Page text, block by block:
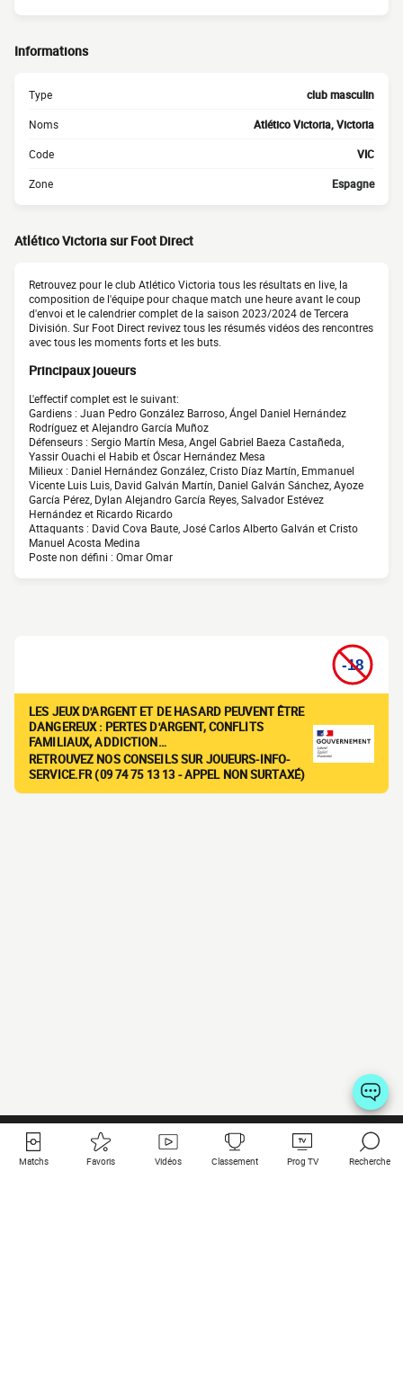
Informations
Type club masculin
Noms Atlético Victoria, Victoria
Code VIC
Zone Espagne
Atlético Victoria sur Foot Direct
Retrouvez pour le club Atlético Victoria tous les résultats en live, la
composition de l'équipe pour chaque match une heure avant le coup
d'envoi et le calendrier complet de la saison 2023/2024 de Tercera
División. Sur Foot Direct revivez tous les résumés vidéos des rencontres
avec tous les moments forts et les buts.
Principaux joueurs
L'effectif complet est le suivant:
Gardiens : Juan Pedro González Barroso, Ángel Daniel Hernández
Rodríguez et Alejandro García Muñoz
Défenseurs : Sergio Martín Mesa, Angel Gabriel Baeza Castañeda,
Yassir Ouachi el Habib et Óscar Hernández Mesa
Milieux : Daniel Hernández González, Cristo Díaz Martín, Emmanuel
Vicente Luis Luis, David Galván Martín, Daniel Galván Sánchez, Ayoze
García Pérez, Dylan Alejandro García Reyes, Salvador Estévez
Hernández et Ricardo Ricardo
Attaquants : David Cova Baute, José Carlos Alberto Galván et Cristo
Manuel Acosta Medina
Poste non défini : Omar Omar
LES JEUX D'ARGENT ET DE HASARD PEUVENT ÊTRE
DANGEREUX : PERTES D'ARGENT, CONFLITS
FAMILIAUX, ADDICTION…
RETROUVEZ NOS CONSEILS SUR JOUEURS-INFO-
SERVICE.FR (09 74 75 13 13 - APPEL NON SURTAXÉ)
Matchs Favoris Vidéos Classement Prog TV Recherche